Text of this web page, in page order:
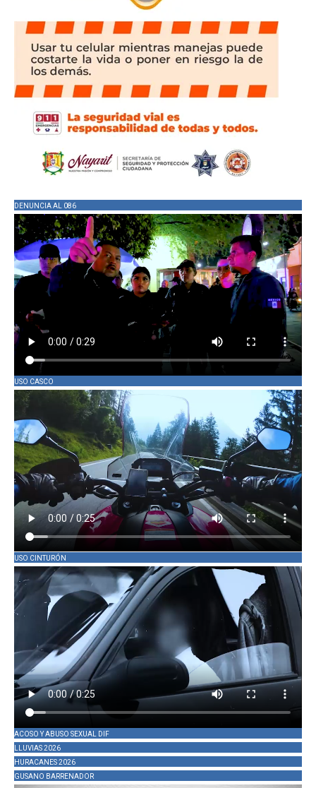
DENUNCIA AL 086
USO CASCO
USO CINTURÓN
ACOSO Y ABUSO SEXUAL DIF
LLUVIAS 2026
HURACANES 2026
GUSANO BARRENADOR